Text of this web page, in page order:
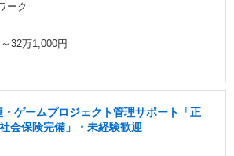
ーク
32万1,000円
ゲームプロジェクト管理サポート「正
会保険完備」・未経験歓迎